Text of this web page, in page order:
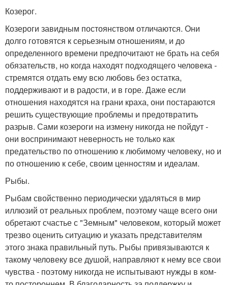
Козерог.
Козероги завидным постоянством отличаются. Они
долго готовятся к серьезным отношениям, и до
определенного времени предпочитают не брать на себя
обязательств, но когда находят подходящего человека -
стремятся отдать ему всю любовь без остатка,
поддерживают и в радости, и в горе. Даже если
отношения находятся на грани краха, они постараются
решить существующие проблемы и предотвратить
разрыв. Сами козероги на измену никогда не пойдут -
они воспринимают неверность не только как
предательство по отношению к любимому человеку, но и
по отношению к себе, своим ценностям и идеалам.
Рыбы.
Рыбам свойственно периодически удаляться в мир
иллюзий от реальных проблем, поэтому чаще всего они
обретают счастье с "Земным" человеком, который может
трезво оценить ситуацию и указать представителям
этого знака правильный путь. Рыбы привязываются к
такому человеку все душой, направляют к нему все свои
чувства - поэтому никогда не испытывают нужды в ком-